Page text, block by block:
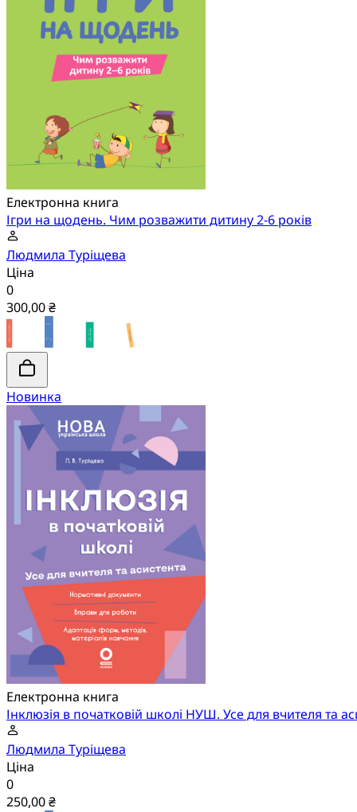
Електронна книга
Ігри на щодень. Чим розважити дитину 2-6 років
Людмила Туріщева
Ціна
0
300,00 ₴
Новинка
Електронна книга
Інклюзія в початковій школі НУШ. Усе для вчителя та
Людмила Туріщева
Ціна
0
250,00 ₴